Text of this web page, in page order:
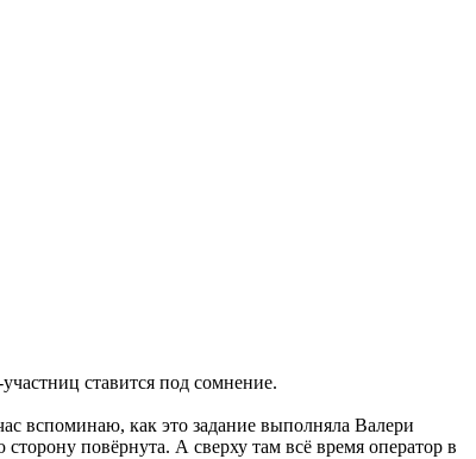
ставится под сомнение.
вспоминаю, как это задание выполняла Валери
повёрнута. А сверху там всё время оператор в